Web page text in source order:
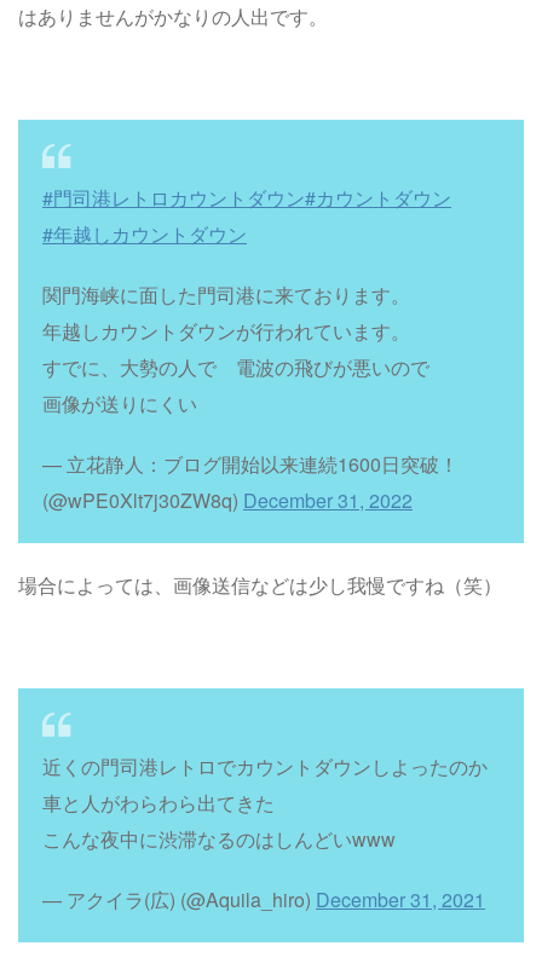
はありませんがかなりの人出です。
#門司港レトロカウントダウン#カウントダウン
#年越しカウントダウン
関門海峡に面した門司港に来ております。
年越しカウントダウンが行われています。
すでに、大勢の人で 電波の飛びが悪いので
画像が送りにくい
— 立花静人：ブログ開始以来連続1600日突破！
(@wPE0Xlt7j30ZW8q) December 31, 2022
場合によっては、画像送信などは少し我慢ですね（笑）
近くの門司港レトロでカウントダウンしよったのか
車と人がわらわら出てきた
こんな夜中に渋滞なるのはしんどいwww
— アクイラ(広) (@Aquila_hiro) December 31, 2021